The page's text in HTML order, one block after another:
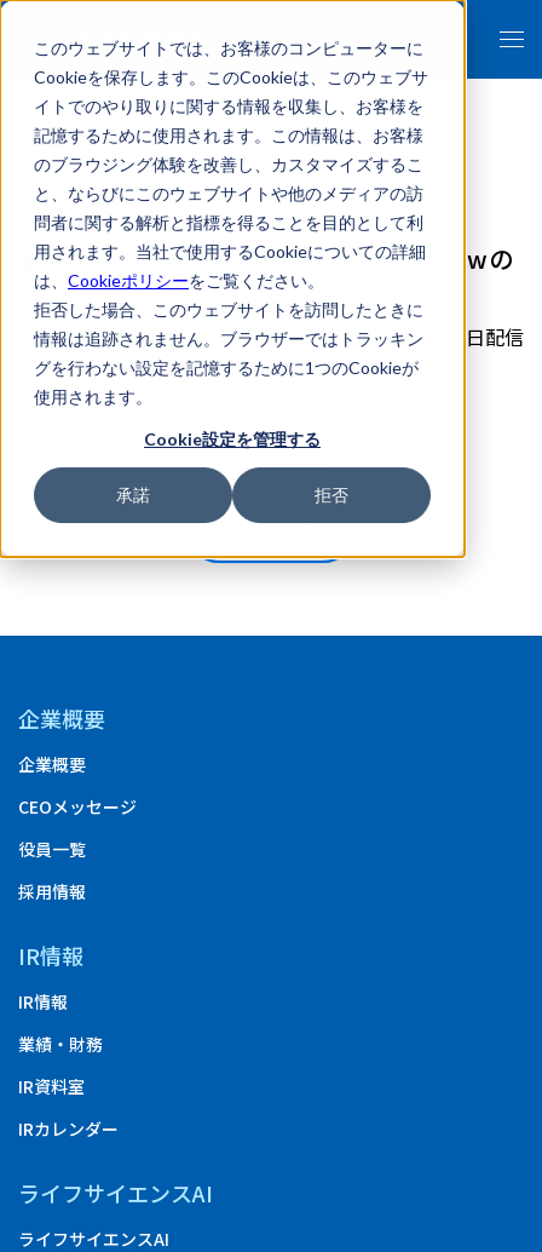
このウェブサイトでは、お客様のコンピューターに
Cookieを保存します。このCookieは、このウェブサ
イトでのやり取りに関する情報を収集し、お客様を
記憶するために使用されます。この情報は、お客様
のブラウジング体験を改善し、カスタマイズするこ
と、ならびにこのウェブサイトや他のメディアの訪
問者に関する解析と指標を得ることを目的として利
用されます。当社で使用するCookieについての詳細
は、 Cookieポリシーをご覧ください。
拒否した場合、このウェブサイトを訪問したときに
情報は追跡されません。ブラウザーではトラッキン
グを行わない設定を記憶するために1つのCookieが
使用されます。
Cookie設定を管理する
承諾 拒否
- 報道関係者各位 -
新機能搭載の自社開発システム Lit i Viewの
v5.0 をリリース
2012年08月14日配信
詳細はこちら
プレスリリース
一覧に戻る
企業概要
企業概要
CEOメッセージ
役員一覧
採用情報
IR情報
IR情報
業績・財務
IR資料室
IRカレンダー
ライフサイエンスAI
ライフサイエンスAI